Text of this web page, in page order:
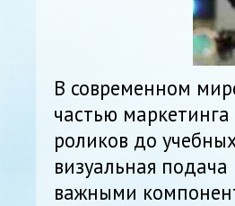
В современном
частью
роликов до
визуальная
важными